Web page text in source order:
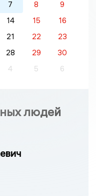
7 8
9
14 15
16
21 22
23
28 29
30
4 5 6
людей